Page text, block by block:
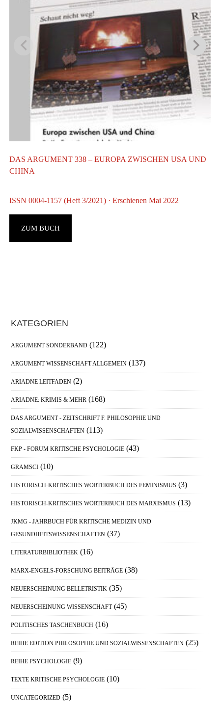
DAS ARGUMENT 338 – EUROPA ZWISCHEN USA UND
CHINA
ISSN 0004-1157 (Heft 3/2021) · Erschienen Mai 2022
ZUM BUCH
Haupt-
Sidebar
KATEGORIEN
ARGUMENT SONDERBAND (122)
ARGUMENT WISSENSCHAFT ALLGEMEIN (137)
ARIADNE LEITFADEN (2)
ARIADNE: KRIMIS & MEHR (168)
DAS ARGUMENT - ZEITSCHRIFT F. PHILOSOPHIE UND
SOZIALWISSENSCHAFTEN (113)
FKP - FORUM KRITISCHE PSYCHOLOGIE (43)
GRAMSCI (10)
HISTORISCH-KRITISCHES WÖRTERBUCH DES FEMINISMUS (3)
HISTORISCH-KRITISCHES WÖRTERBUCH DES MARXISMUS (13)
JKMG - JAHRBUCH FÜR KRITISCHE MEDIZIN UND
GESUNDHEITSWISSENSCHAFTEN (37)
LITERATURBIBLIOTHEK (16)
MARX-ENGELS-FORSCHUNG BEITRÄGE (38)
NEUERSCHEINUNG BELLETRISTIK (35)
NEUERSCHEINUNG WISSENSCHAFT (45)
POLITISCHES TASCHENBUCH (16)
REIHE EDITION PHILOSOPHIE UND SOZIALWISSENSCHAFTEN (25)
REIHE PSYCHOLOGIE (9)
TEXTE KRITISCHE PSYCHOLOGIE (10)
UNCATEGORIZED (5)